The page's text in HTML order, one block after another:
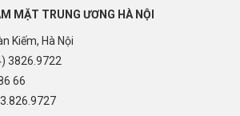
MẶT TRUNG ƯƠNG HÀ NỘI
Kiếm, Hà Nội
3826.9722
66